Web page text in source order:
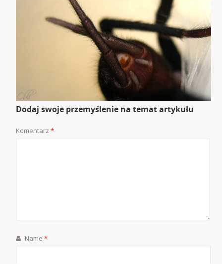
Dodaj swoje przemyślenie na temat artykułu
Komentarz*
Name*